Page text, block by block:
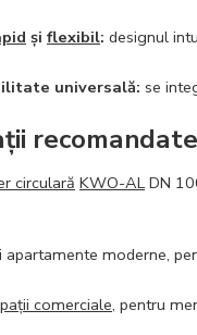
și flexibil: designul
universală: se
recomandate
circulară KWO-ALDN
apartamente moderne,
comerciale, pentru